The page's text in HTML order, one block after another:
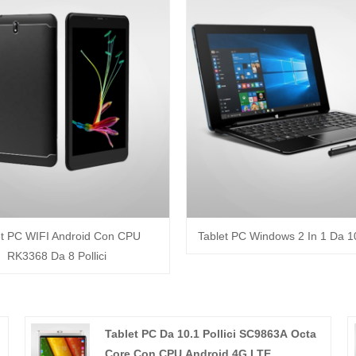
PC WIFI Android Con CPU
RK3368 Da 8 Pollici
Tablet PC Windows 2 In 1 Da
Tablet PC Da 10.1 Pollici SC9863A Octa